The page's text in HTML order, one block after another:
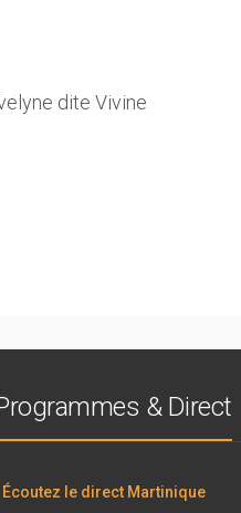
dite Vivine
& Direct
Écoutez le direct Martinique